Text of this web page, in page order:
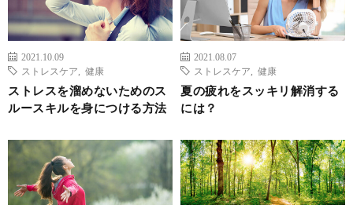
2021.10.09
ストレスケア
健康
ストレスを溜めないためのス
ルースキルを身につける方法
2021.08.07
ストレスケア
健康
夏の疲れをスッキリ解消する
には？